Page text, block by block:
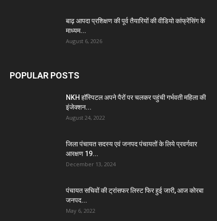
बाढ़ आपदा प्रशिक्षण की पूर्व तैयारियों की वीडियो कांफ्रेंसिंग के
माध्यम...
August 6, 2026
POPULAR POSTS
NKH हॉस्पिटल अपने पैरों पर चलकर पहुंची गर्भवती महिला की
इंजेक्शन...
August 24, 2022
जिला पंचायत सदस्य एवं जनपद पंचायतों के लिये प्रवर्गवार
आरक्षण 19...
December 13, 2024
पंचायत सचिवों की ट्रांसफर लिस्ट फिर हुई जारी, आज कोरबा
जनपद...
May 6, 2022